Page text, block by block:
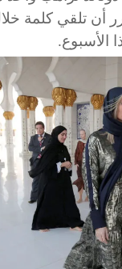
أن تلقي كلمة
الأسبوع.